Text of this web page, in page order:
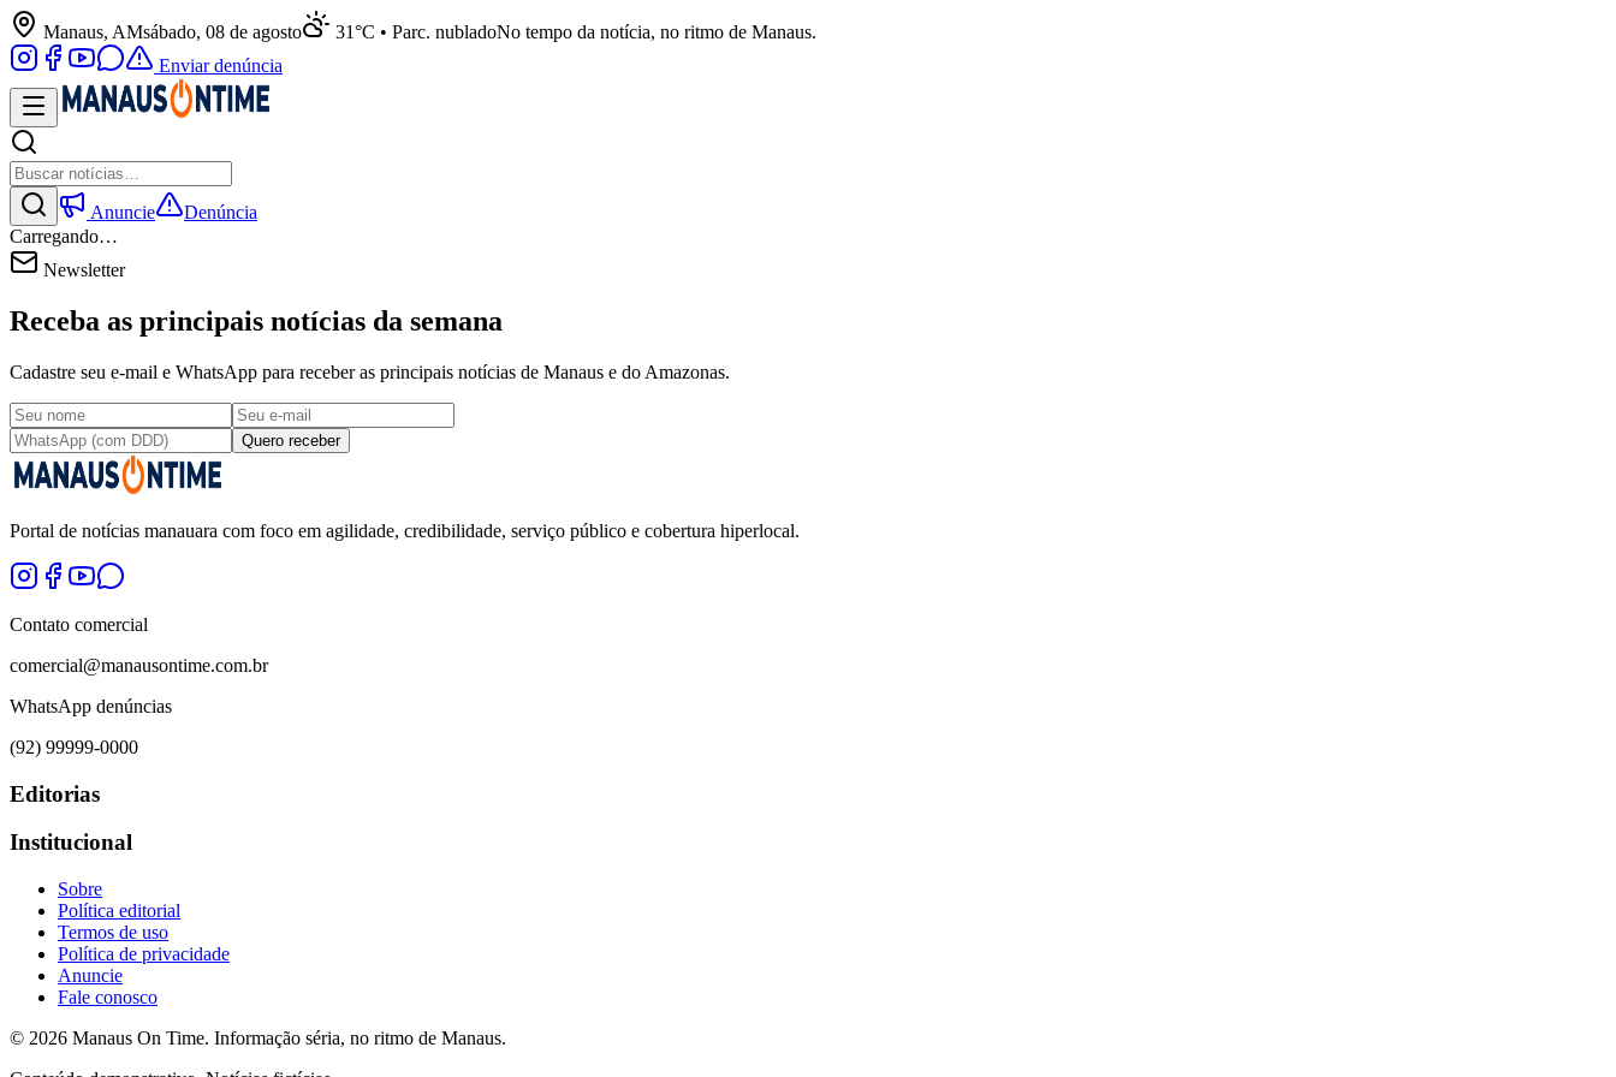
Manaus, AMsábado, 08 de agosto 31°C • Parc. nubladoNo tempo da notícia, no ritmo de Manaus.
Enviar denúncia
Anuncie
Denúncia
Carregando…
Newsletter
Receba as principais notícias da semana
Cadastre seu e-mail e WhatsApp para receber as principais notícias de Manaus e do Amazonas.
Quero receber
Portal de notícias manauara com foco em agilidade, credibilidade, serviço público e cobertura hiperlocal.
Contato comercial
comercial@manausontime.com.br
WhatsApp denúncias
(92) 99999-0000
Editorias
Institucional
Sobre
Política editorial
Termos de uso
Política de privacidade
Anuncie
Fale conosco
© 2026 Manaus On Time. Informação séria, no ritmo de Manaus.